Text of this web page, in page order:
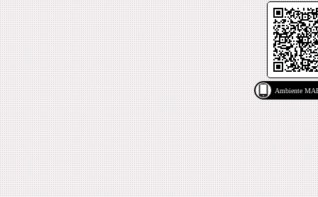
Ambiente